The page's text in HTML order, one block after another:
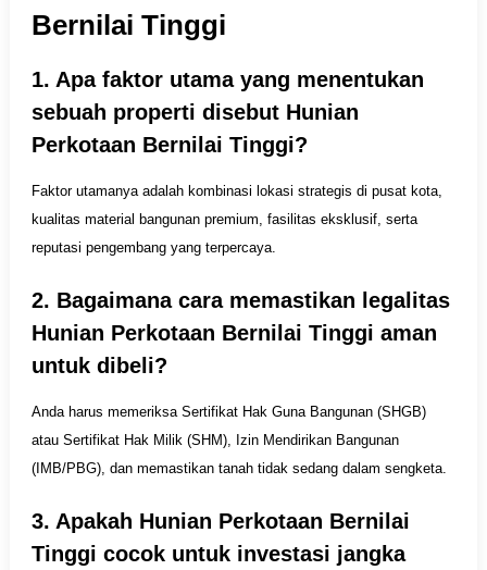
Bernilai Tinggi
1. Apa faktor utama yang menentukan
sebuah properti disebut Hunian
Perkotaan Bernilai Tinggi?
Faktor utamanya adalah kombinasi lokasi strategis di pusat kota,
kualitas material bangunan premium, fasilitas eksklusif, serta
reputasi pengembang yang terpercaya.
2. Bagaimana cara memastikan legalitas
Hunian Perkotaan Bernilai Tinggi aman
untuk dibeli?
Anda harus memeriksa Sertifikat Hak Guna Bangunan (SHGB)
atau Sertifikat Hak Milik (SHM), Izin Mendirikan Bangunan
(IMB/PBG), dan memastikan tanah tidak sedang dalam sengketa.
3. Apakah Hunian Perkotaan Bernilai
Tinggi cocok untuk investasi jangka